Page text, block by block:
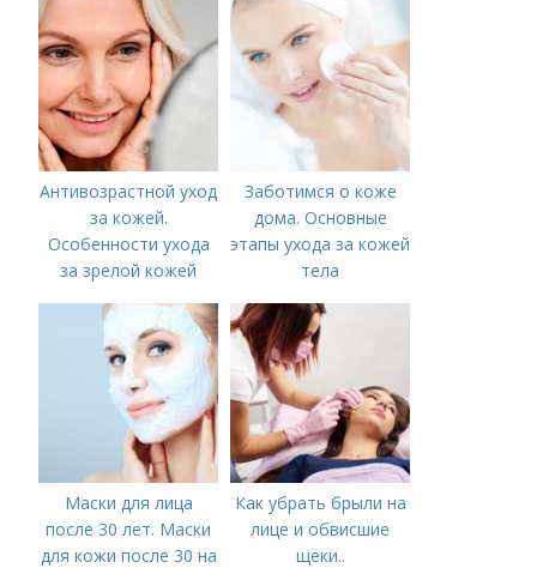
Антивозрастной уход
за кожей.
Особенности ухода
за зрелой кожей
Заботимся о коже
дома. Основные
этапы ухода за кожей
тела
Маски для лица
после 30 лет. Маски
для кожи после 30 на
Как убрать брыли на
лице и обвисшие
щеки..